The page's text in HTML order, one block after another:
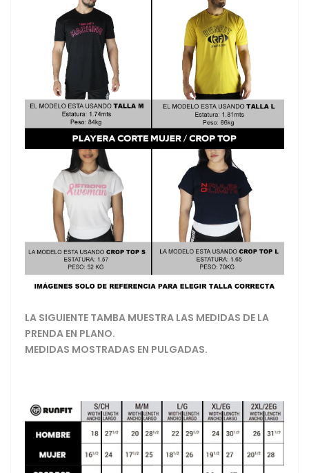
LA SIGUIENTE TAMBA MUESTRA LAS MEDIDAS DE LA
PRENDA EN PLANO.
MEDIDAS MOSTRADAS EN PULGADAS.